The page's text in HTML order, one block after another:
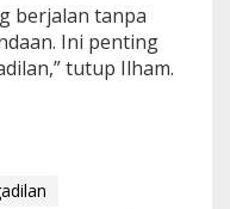
berjalan tanpa
Ini penting
tutup Ilham.